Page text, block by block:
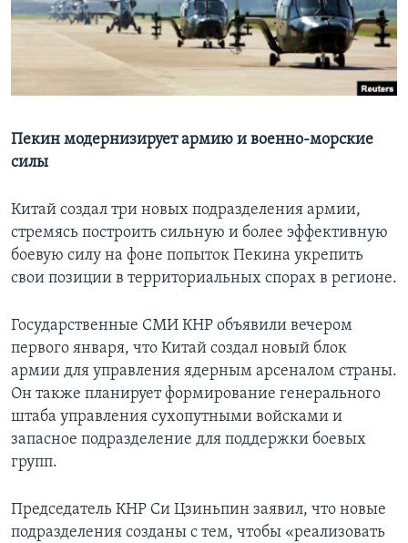
Learning English
Языки
Пекин модернизирует армию и военно-морские
силы
Китай создал три новых подразделения армии,
стремясь построить сильную и более эффективную
боевую силу на фоне попыток Пекина укрепить
свои позиции в территориальных спорах в регионе.
Государственные СМИ КНР объявили вечером
первого января, что Китай создал новый блок
армии для управления ядерным арсеналом страны.
Он также планирует формирование генерального
штаба управления сухопутными войсками и
запасное подразделение для поддержки боевых
групп.
Председатель КНР Си Цзиньпин заявил, что новые
подразделения созданы с тем, чтобы «реализовать